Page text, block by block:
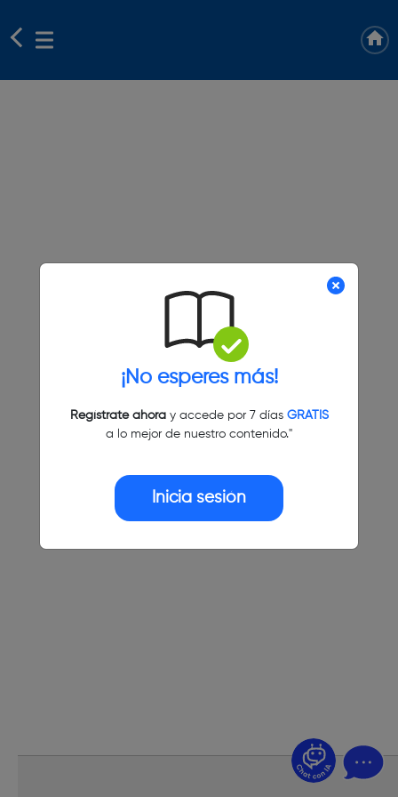
¡No esperes más!
Regístrate ahoray accede por 7 días GRATIS
a lo mejor de nuestro contenido."
Inicia sesión